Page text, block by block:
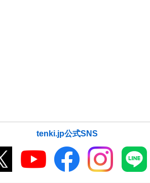
tenki.jp公式SNS